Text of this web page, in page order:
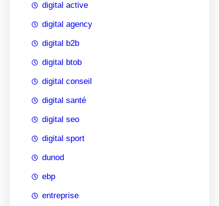
digital active
digital agency
digital b2b
digital btob
digital conseil
digital santé
digital seo
digital sport
dunod
ebp
entreprise